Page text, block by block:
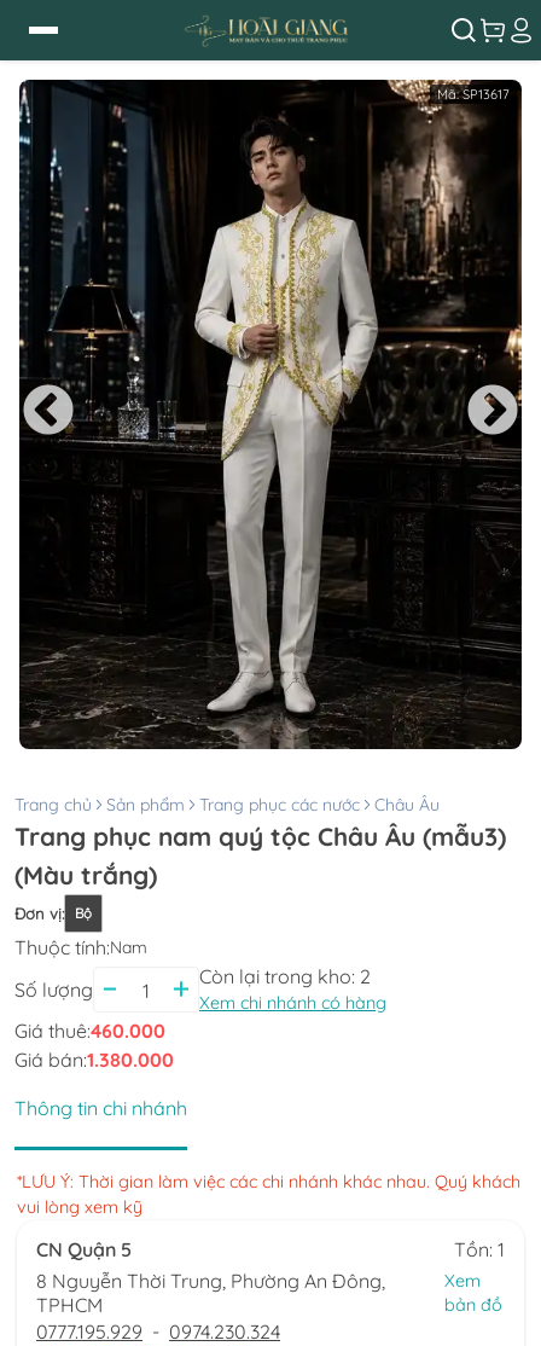
Mã:SP13617
Trang chủ Sản phẩm Trang phục các nước Châu Âu
Trang phục nam quý tộc Châu Âu (mẫu3)
(Màu trắng)
Đơn vị: Bộ
Thuộc tính:Nam
Số lượng
Còn lại trong kho: 2
Xem chi nhánh có hàng
Giá thuê:460.000
Giá bán:1.380.000
Thông tin chi nhánh
*LƯU Ý: Thời gian làm việc các chi nhánh khác nhau. Quý khách
vui lòng xem kỹ
CN Quận 5
Tồn: 1
8 Nguyễn Thời Trung, Phường An Đông,
TPHCM
Xem
bản đồ
0777.195.929 - 0974.230.324